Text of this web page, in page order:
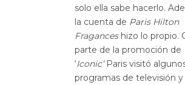
solo ella sabe hacerlo.
la cuenta de Paris Hilton
Fraganceshizo lo propio.
parte de la promoción de
‘Iconic’Paris visitó
programas de televisión y